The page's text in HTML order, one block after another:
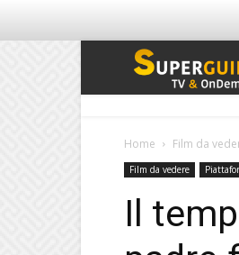
Home Film da
Film da vedere
Il